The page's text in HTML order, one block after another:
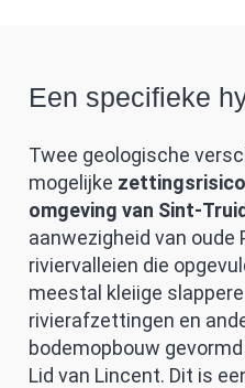
Een specifieke
Twee geologische
mogelijke
omgeving van Sint-
aanwezigheid van oude
riviervalleien die
meestal kleiige
rivierafzettingen en
bodemopbouw
Lid van Lincent. Dit is